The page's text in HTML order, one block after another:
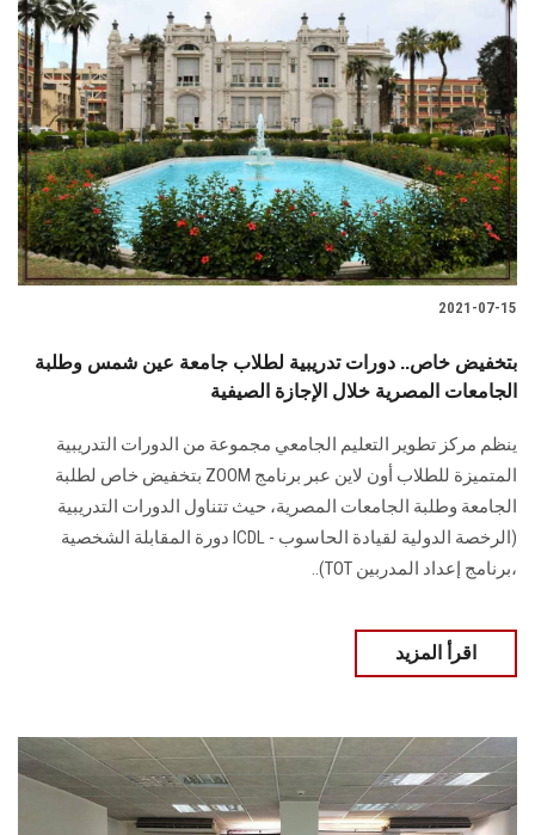
2021-07-15
بتخفيض خاص.. دورات تدريبية لطلاب جامعة عين شمس وطلبة
الجامعات المصرية خلال الإجازة الصيفية
ينظم مركز تطوير التعليم الجامعي مجموعة من الدورات التدريبية
المتميزة للطلاب أون لاين عبر برنامج ZOOM بتخفيض خاص لطلبة
الجامعة وطلبة الجامعات المصرية، حيث تتناول الدورات التدريبية
(الرخصة الدولية لقيادة الحاسوب - ICDL دورة المقابلة الشخصية
،برنامج إعداد المدربين TOT)..
اقرأ المزيد